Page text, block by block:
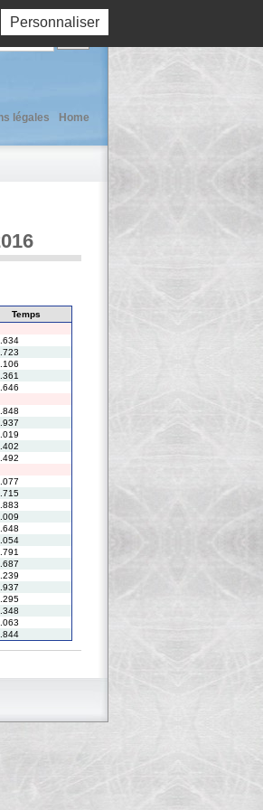
Personnaliser
Home
légales
Temps